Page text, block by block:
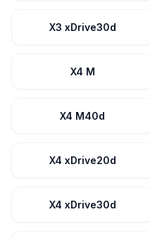
X3 xDrive30d
X4 M
X4 M40d
X4 xDrive20d
X4 xDrive30d